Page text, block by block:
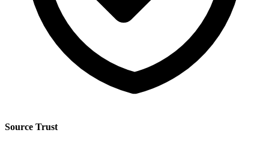
Source Trust